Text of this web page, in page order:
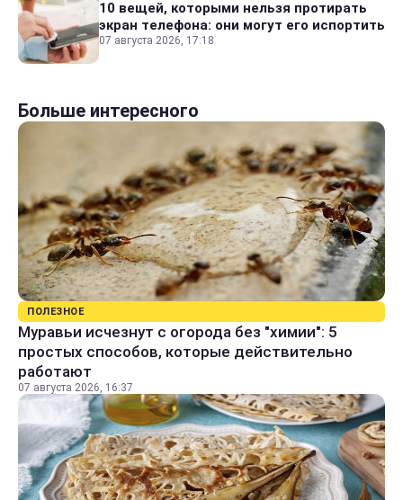
10 вещей, которыми нельзя протирать
экран телефона: они могут его испортить
07 августа 2026, 17:18
Больше интересного
ПОЛЕЗНОЕ
Муравьи исчезнут с огорода без "химии": 5
простых способов, которые действительно
работают
07 августа 2026, 16:37